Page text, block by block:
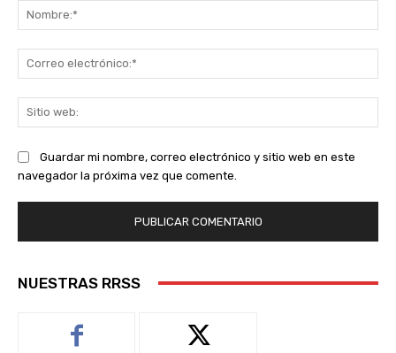
Guardar mi nombre, correo electrónico y sitio web en este
navegador la próxima vez que comente.
NUESTRAS RRSS